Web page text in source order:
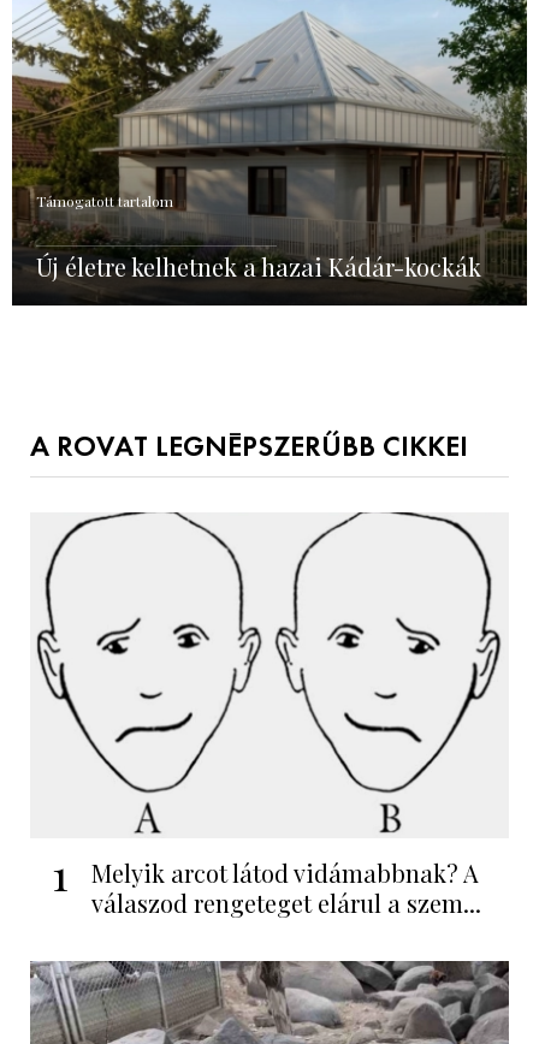
Támogatott tartalom
Új életre kelhetnek a hazai Kádár-kockák
A ROVAT LEGNÉPSZERŰBB CIKKEI
1
Melyik arcot látod vidámabbnak? A
válaszod rengeteget elárul a szem...